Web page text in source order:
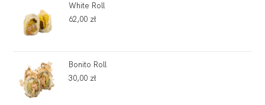
White Roll
62,00 zł
Bonito Roll
30,00 zł